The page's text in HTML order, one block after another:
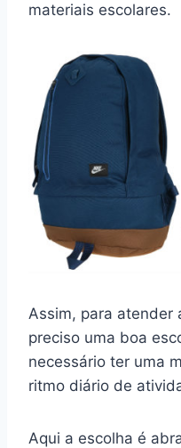
materiais escolares.
Assim, para atender
preciso uma boa
necessário ter uma
ritmo diário de
Aqui a escolha é